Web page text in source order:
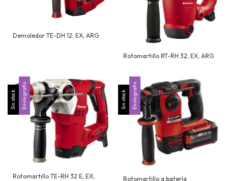
Demoledor TE-DH 12; EX; ARG
Rotomartillo RT-RH 32; EX; ARG
Sin stock Envío gratis
Rotomartillo TE-RH 32 E; EX;
Sin stock Envío gratis
Rotomartillo a batería